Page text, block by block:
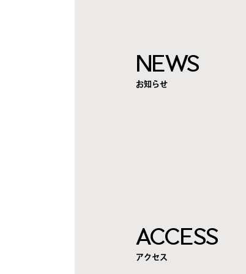
NEWS
お知らせ
ACCESS
アクセス